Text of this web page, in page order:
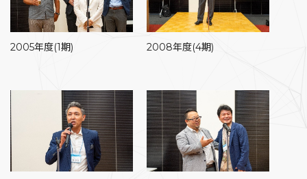
2005年度(1期) 2008年度(4期)